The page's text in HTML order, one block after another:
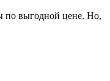
по выгодной цене. Но,